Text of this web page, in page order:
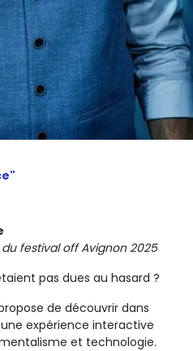
festival off Avignon 2025
pas dues au hasard ?
de découvrir dans
expérience interactive
et technologie.